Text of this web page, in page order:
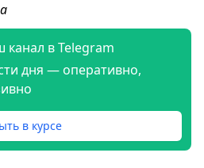
в Telegram
дня — оперативно,
в курсе